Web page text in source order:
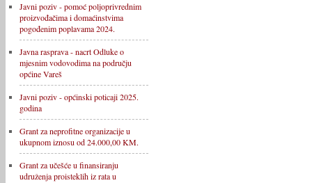
Javni poziv - pomoć poljoprivrednim
proizvođačima i domaćinstvima
pogođenim poplavama 2024.
Javna rasprava - nacrt Odluke o
mjesnim vodovodima na području
općine Vareš
Javni poziv - općinski poticaji 2025.
godina
Grant za neprofitne organizacije u
ukupnom iznosu od 24.000,00 KM.
Grant za učešće u finansiranju
udruženja proisteklih iz rata u